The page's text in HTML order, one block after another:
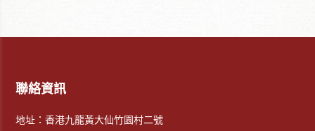
聯絡資訊
地址：香港九龍黃大仙竹園村二號